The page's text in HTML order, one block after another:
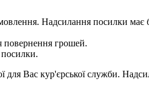
Надсилання
повернення грошей.
Вас кур'єрської служби.